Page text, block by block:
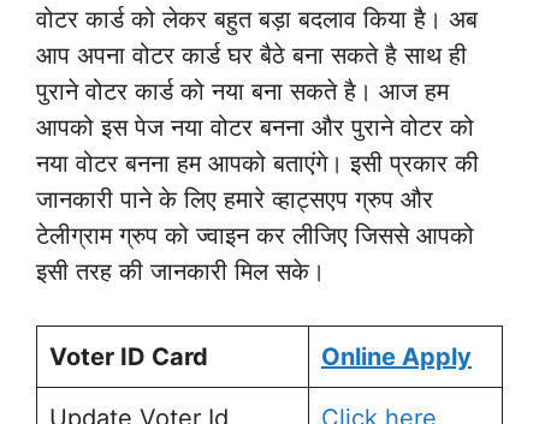
वोटर कार्ड को लेकर बहुत बड़ा बदलाव किया है। अब
आप अपना वोटर कार्ड घर बैठे बना सकते है साथ ही
पुराने वोटर कार्ड को नया बना सकते है। आज हम
आपको इस पेज नया वोटर बनना और पुराने वोटर को
नया वोटर बनना हम आपको बताएंगे। इसी प्रकार की
जानकारी पाने के लिए हमारे व्हाट्सएप ग्रुप और
टेलीग्राम ग्रुप को ज्वाइन कर लीजिए जिससे आपको
इसी तरह की जानकारी मिल सके।
Voter ID Card Online Apply